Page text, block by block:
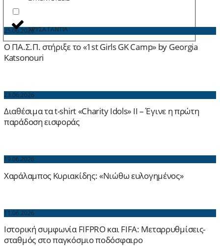
ΧΡΥΣΑ ΓΑΝΤΙΑ
25.06.2026
Ο ΠΑ.Σ.Π. στήριξε το «1st Girls GK Camp» by Georgia
Katsonouri
23.06.2026
Διαθέσιμα τα t-shirt «Charity Idols» ΙΙ – Έγινε η πρώτη
παράδοση εισφοράς
19.06.2026
Χαράλαμπος Κυριακίδης: «Νιώθω ευλογημένος»
11.06.2026
Ιστορική συμφωνία FIFPRO και FIFA: Μεταρρυθμίσεις-
σταθμός στο παγκόσμιο ποδόσφαιρο